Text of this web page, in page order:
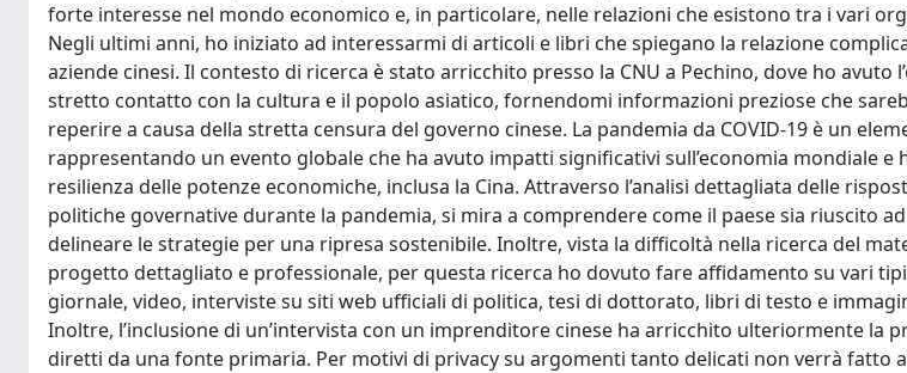
forte interesse nel mondo economico e, in particolare, nelle relazioni che esistono tra i vari
Negli ultimi anni, ho iniziato ad interessarmi di articoli e libri che spiegano la relazione
aziende cinesi. Il contesto di ricerca è stato arricchito presso la CNU a Pechino, dove ho avuto
stretto contatto con la cultura e il popolo asiatico, fornendomi informazioni preziose che
reperire a causa della stretta censura del governo cinese. La pandemia da COVID-19 è un
rappresentando un evento globale che ha avuto impatti significativi sull’economia mondiale e
resilienza delle potenze economiche, inclusa la Cina. Attraverso l’analisi dettagliata delle
politiche governative durante la pandemia, si mira a comprendere come il paese sia riuscito
delineare le strategie per una ripresa sostenibile. Inoltre, vista la difficoltà nella ricerca del
progetto dettagliato e professionale, per questa ricerca ho dovuto fare affidamento su vari
giornale, video, interviste su siti web ufficiali di politica, tesi di dottorato, libri di testo e
Inoltre, l’inclusione di un’intervista con un imprenditore cinese ha arricchito ulteriormente la
diretti da una fonte primaria. Per motivi di privacy su argomenti tanto delicati non verrà fatto